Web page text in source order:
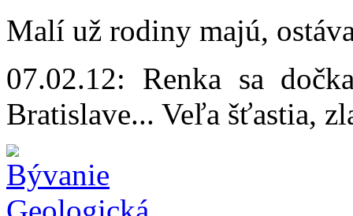
Malí už rodiny majú,
07.02.12: Renka sa
Bratislave... Veľa šťastia,